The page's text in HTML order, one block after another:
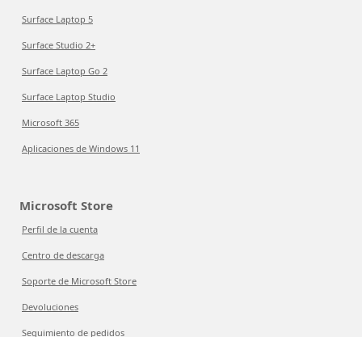
Surface Laptop 5
Surface Studio 2+
Surface Laptop Go 2
Surface Laptop Studio
Microsoft 365
Aplicaciones de Windows 11
Microsoft Store
Perfil de la cuenta
Centro de descarga
Soporte de Microsoft Store
Devoluciones
Seguimiento de pedidos